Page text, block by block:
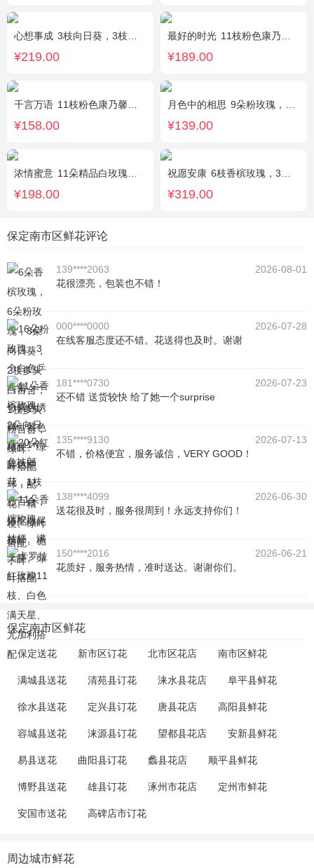
心想事成 3枝向日葵，3枝香槟玫瑰，搭配桔梗、尤加利叶
¥219.00
最好的时光 11枝粉色康乃馨，2枝粉色多头香水百合，栀子叶适量
¥189.00
千言万语 11枝粉色康乃馨，栀子叶间插丰满
¥158.00
月色中的相思 9朵粉玫瑰，配满天星，绿叶
¥139.00
浓情蜜意 11朵精品白玫瑰，搭配适量浅绿色洋桔梗、书带草、黄莺。
¥198.00
祝愿安康 6枝香槟玫瑰，3枝向日葵，2枝多头白色百合
¥319.00
保定南市区鲜花评论
139****2063
2026-08-01
花很漂亮，包装也不错！
000****0000
2026-07-28
在线客服态度还不错。花送得也及时。谢谢
181****0730
2026-07-23
还不错 送货较快 给了她一个surprise
135****9130
2026-07-13
不错，价格便宜，服务诚信，VERY GOOD！
138****4099
2026-06-30
送花很及时，服务很周到！永远支持你们！
150****2016
2026-06-21
花质好，服务热情，准时送达。谢谢你们。
保定南市区鲜花
保定送花 新市区订花 北市区花店 南市区鲜花
满城县送花 清苑县订花 涞水县花店 阜平县鲜花
徐水县送花 定兴县订花 唐县花店 高阳县鲜花
容城县送花 涞源县订花 望都县花店 安新县鲜花
易县送花 曲阳县订花 蠡县花店 顺平县鲜花
博野县送花 雄县订花 涿州市花店 定州市鲜花
安国市送花 高碑店市订花
周边城市鲜花